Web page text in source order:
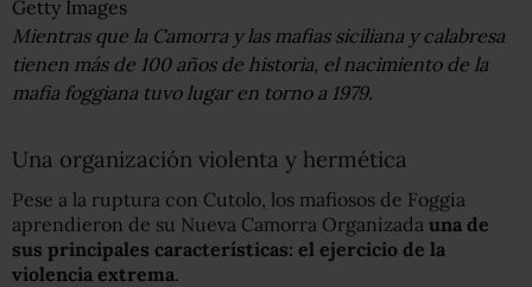
Getty Images
Mientras que la Camorra y las mafias siciliana y calabresa
tienen más de 100 años de historia, el nacimiento de la
mafia foggiana tuvo lugar en torno a 1979.
Una organización violenta y hermética
Pese a la ruptura con Cutolo, los mafiosos de Foggia
aprendieron de su Nueva Camorra Organizada una de
sus principales características: el ejercicio de la
violencia extrema.